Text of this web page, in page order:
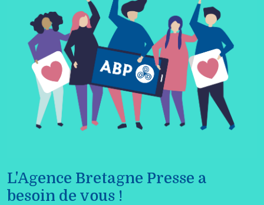
L'Agence Bretagne Presse a
besoin de vous !